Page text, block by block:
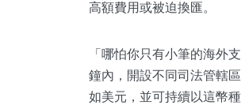
高額費用或被迫換匯。
「哪怕你只有小筆的海外
鐘內，開設不同司法管轄
如美元，並可持續以這幣